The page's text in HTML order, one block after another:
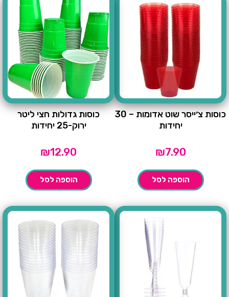
כוסות צ׳ייסר שוט אדומות – 30
יחידות
₪7.90
הוספה לסל
כוסות גדולות חצי ליטר
ירוק-25 יחידות
₪12.90
הוספה לסל